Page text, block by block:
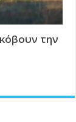
την